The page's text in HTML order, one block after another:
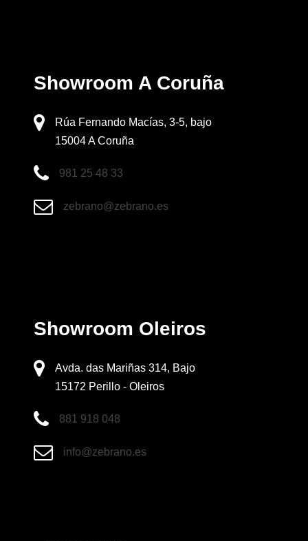
Showroom A Coruña
Rúa Fernando Macías, 3-5, bajo
15004 A Coruña
981 25 48 33
zebrano@zebrano.es
Showroom Oleiros
Avda. das Mariñas 314, Bajo
15172 Perillo - Oleiros
881 918 048
info@zebrano.es